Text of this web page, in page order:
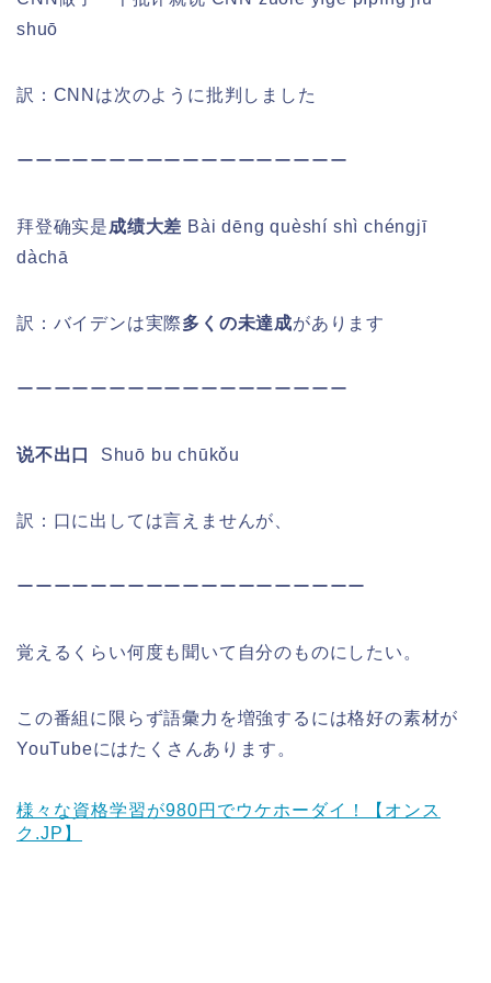
shuō
訳：CNNは次のように批判しました
ーーーーーーーーーーーーーーーーーー
拜登确实是成绩大差 Bài dēng quèshí shì chéngjī
dàchā
訳：バイデンは実際多くの未達成があります
ーーーーーーーーーーーーーーーーーー
说不出口 Shuō bu chūkǒu
訳：口に出しては言えませんが、
ーーーーーーーーーーーーーーーーーーー
覚えるくらい何度も聞いて自分のものにしたい。
この番組に限らず語彙力を増強するには格好の素材が
YouTubeにはたくさんあります。
様々な資格学習が980円でウケホーダイ！【オンス
ク.JP】